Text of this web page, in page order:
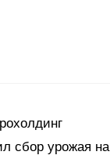
сбор урожая на